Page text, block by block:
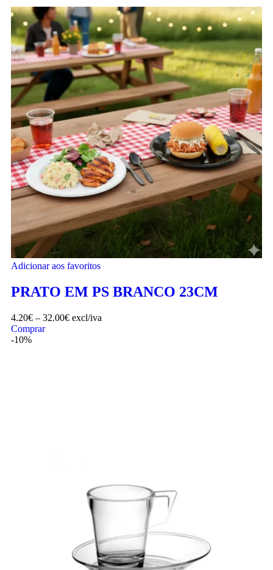
Adicionar aos favoritos
PRATO EM PS BRANCO 23CM
4.20€ – 32.00€ excl/iva
Comprar
-10%